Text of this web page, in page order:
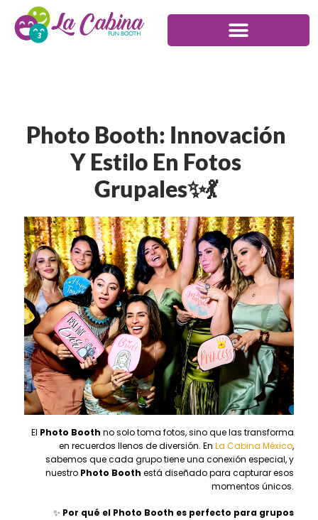
Photo Booth: Innovación
Y Estilo En Fotos
Grupales✨💃
El Photo Booth no solo toma fotos, sino que las transforma
en recuerdos llenos de diversión. En La Cabina México,
sabemos que cada grupo tiene una conexión especial, y
nuestro Photo Booth está diseñado para capturar esos
momentos únicos.
✨ Por qué el Photo Booth es perfecto para grupos